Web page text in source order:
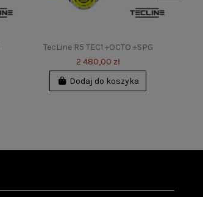
TecLine R5 TEC1 +OCTO +SPG
2 480,00 zł
Dodaj do koszyka